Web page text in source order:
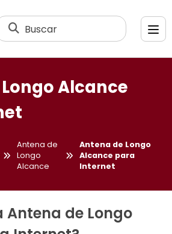
Buscar
Alcance
Antena de
Longo
Alcance
Antena de Longo
Alcance para
Internet
Antena de Longo